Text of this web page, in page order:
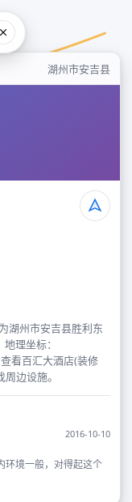
湖州市安吉县
湖州市安吉县胜利东
理坐标：
看百汇大酒店(装修
边设施。
2016-10-10
环境一般，对得起这个